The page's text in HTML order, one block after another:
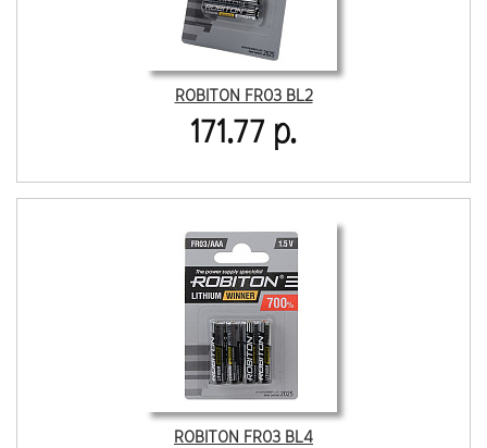
ROBITON FR03 BL2
171.77 р.
ROBITON FR03 BL4